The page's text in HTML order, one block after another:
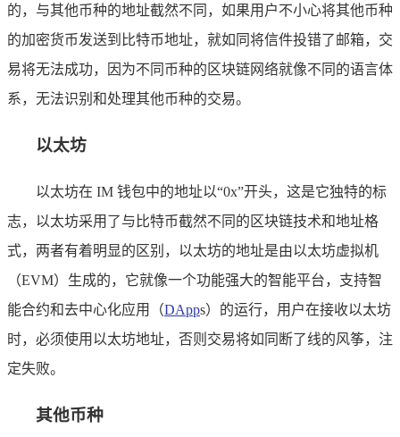
的，与其他币种的地址截然不同，如果用户不小心将其他币种
的加密货币发送到比特币地址，就如同将信件投错了邮箱，交
易将无法成功，因为不同币种的区块链网络就像不同的语言体
系，无法识别和处理其他币种的交易。
以太坊
以太坊在 IM 钱包中的地址以“0x”开头，这是它独特的标
志，以太坊采用了与比特币截然不同的区块链技术和地址格
式，两者有着明显的区别，以太坊的地址是由以太坊虚拟机
（EVM）生成的，它就像一个功能强大的智能平台，支持智
能合约和去中心化应用（DApps）的运行，用户在接收以太坊
时，必须使用以太坊地址，否则交易将如同断了线的风筝，注
定失败。
其他币种